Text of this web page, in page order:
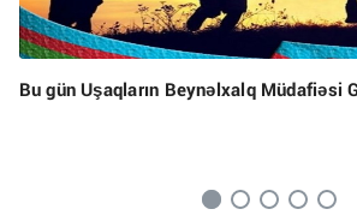
Bu gün Uşaqların Beynəlxalq Müdafiəsi